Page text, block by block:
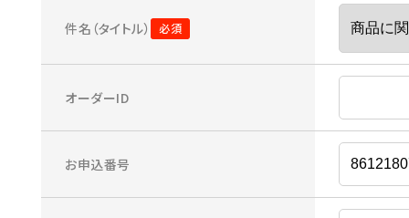
件名（タイトル）
オーダーID
お申込番号